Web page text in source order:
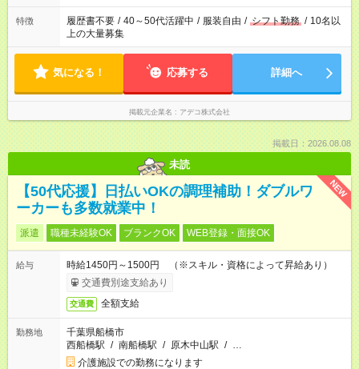
特徴 履歴書不要 / 40～50代活躍中 / 服装自由 / シフト勤務 / 10名以
上の大量募集
気になる！ 応募する 詳細へ
掲載元企業名 アデコ株式会社
掲載日：2026.08.08
未読
NEW
【50代応援】日払いOKの調理補助！ダブルワ
ーカーも多数就業中！
派遣 職種未経験OK ブランクOK WEB登録・面接OK
給与
時給1450円～1500円 （※スキル・資格によって昇給あり）
交通費別途支給あり
交通費 全額支給
勤務地
千葉県船橋市
西船橋駅 / 南船橋駅 / 原木中山駅 / …
介護施設での勤務になります